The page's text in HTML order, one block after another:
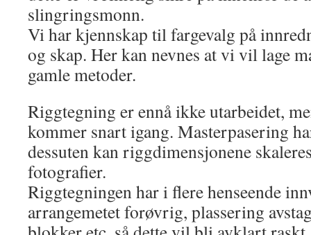
slingringsmonn.
Vi har kjennskap til fargevalg på
og skap. Her kan nevnes at vi vil lage
gamle metoder.
Riggtegning er ennå ikke utarbeidet,
kommer snart igang. Masterpasering
dessuten kan riggdimensjonene
fotografier.
Riggtegningen har i flere henseende
arrangemetet forøvrig, plassering